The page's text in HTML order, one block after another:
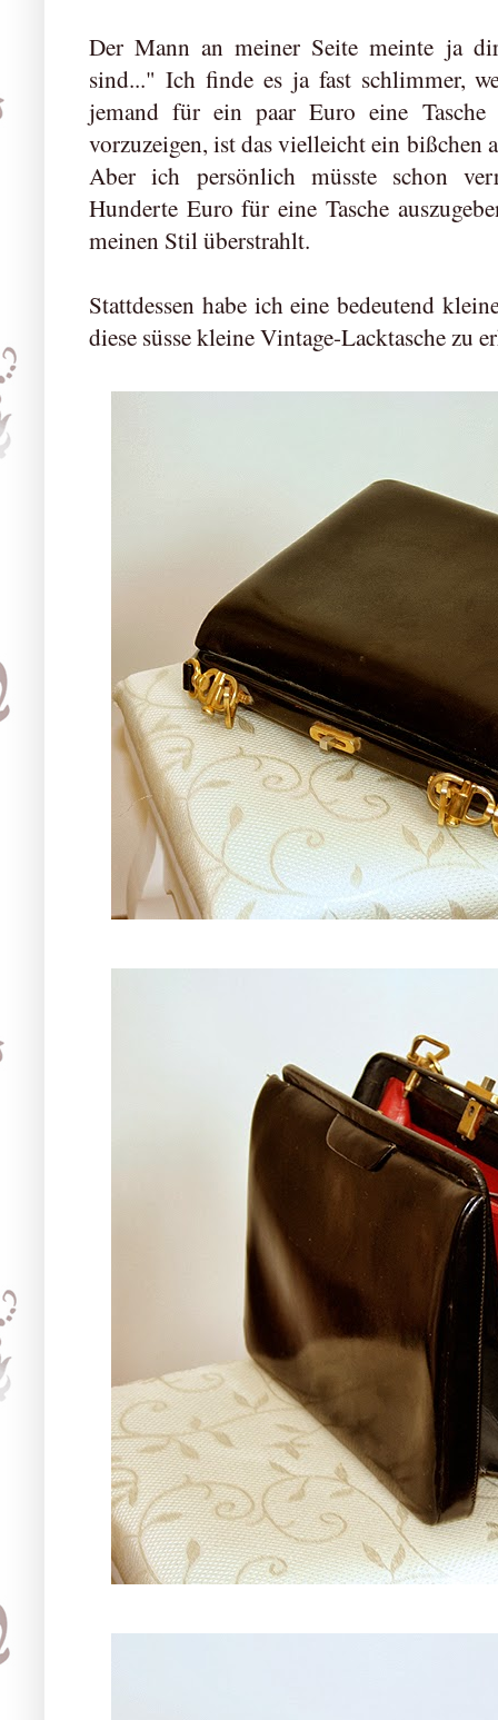
Der Mann an meiner Seite meinte ja
sind..." Ich finde es ja fast schlimmer,
jemand für ein paar Euro eine
vorzuzeigen, ist das vielleicht ein bißchen
Aber ich persönlich müsste schon
Hunderte Euro für eine Tasche
meinen Stil überstrahlt.
Stattdessen habe ich eine bedeutend
diese süsse kleine Vintage-Lacktasche zu